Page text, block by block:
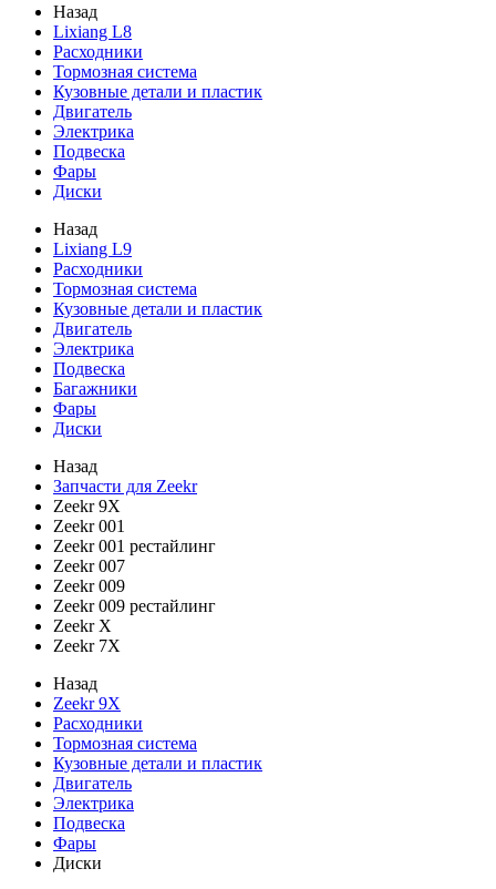
Назад
Lixiang L8
Расходники
Тормозная система
Кузовные детали и пластик
Двигатель
Электрика
Подвеска
Фары
Диски
Назад
Lixiang L9
Расходники
Тормозная система
Кузовные детали и пластик
Двигатель
Электрика
Подвеска
Багажники
Фары
Диски
Назад
Запчасти для Zeekr
Zeekr 9X
Zeekr 001
Zeekr 001 рестайлинг
Zeekr 007
Zeekr 009
Zeekr 009 рестайлинг
Zeekr X
Zeekr 7X
Назад
Zeekr 9X
Расходники
Тормозная система
Кузовные детали и пластик
Двигатель
Электрика
Подвеска
Фары
Диски